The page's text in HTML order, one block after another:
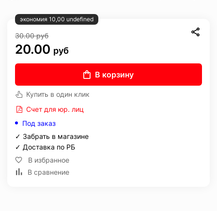
экономия 10,00 undefined
30.00руб
20.00 руб
В корзину
Купить в один клик
Счет для юр. лиц
Под заказ
✓ Забрать в магазине
✓ Доставка по РБ
В избранное
В сравнение